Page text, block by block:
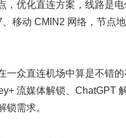
，优化直连方案，线路是电
移动 CMIN2 网络，节点
一众直连机场中算是不错
流媒体解锁、ChatGPT
锁需求。